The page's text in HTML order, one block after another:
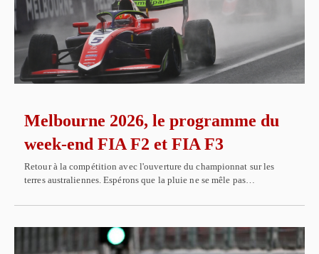
Melbourne 2026, le programme du
week-end FIA F2 et FIA F3
Retour à la compétition avec l'ouverture du championnat sur les
terres australiennes. Espérons que la pluie ne se mêle pas…